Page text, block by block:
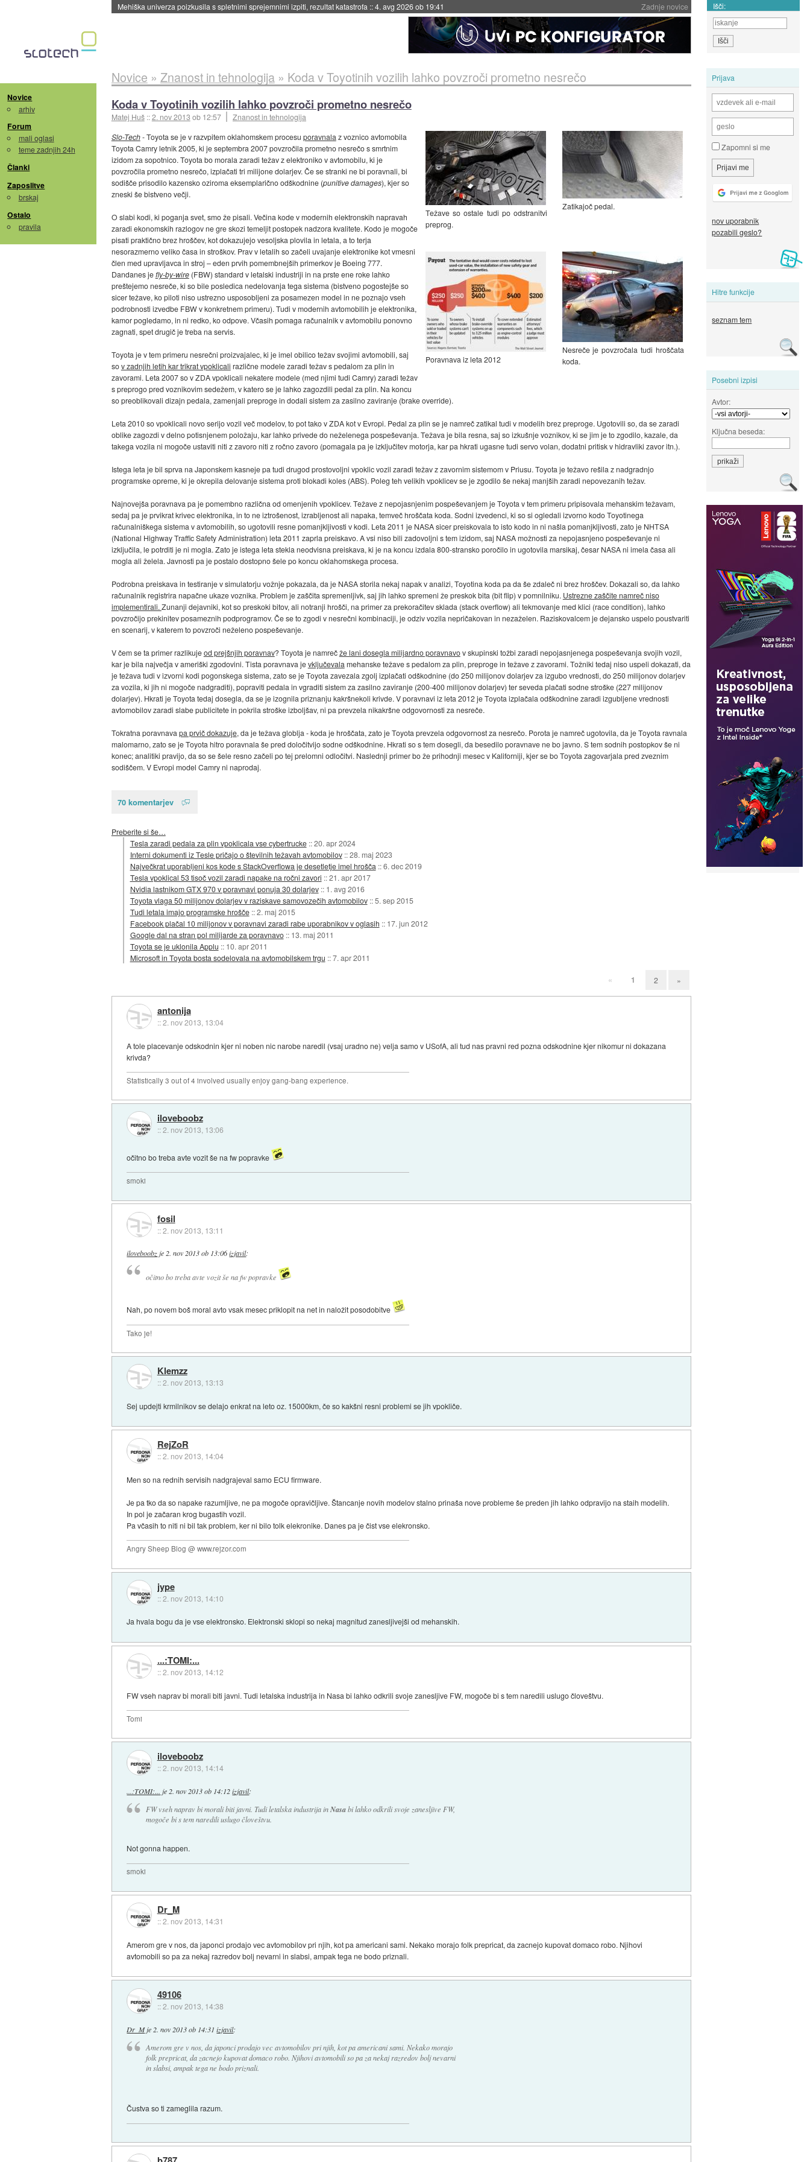
Zadnje novice
Evropska vesoljska agencija razvija svojo raketo za večkratno uporabo::4. avg 2026 ob 19:41 Išči:
Novice
arhiv
Forum
mali oglasi
teme zadnjih 24h
Članki
Zaposlitve
brskaj
Ostalo
pravila
Prijava
Zapomni si me
nov uporabnik
pozabili geslo?
Hitre funkcije
seznam tem
Posebni izpisi
Avtor:
Ključna beseda:
Novice » Znanost in tehnologija» Koda v Toyotinih vozilih lahko povzroči prometno nesrečo
Koda v Toyotinih vozilih lahko povzroči prometno nesrečo
Matej Huš ::2. nov 2013 ob 12:57 Znanost in tehnologija
Zatikajoč pedal.
Težave so ostale tudi po odstranitvi
preprog.
Nesreče je povzročala tudi hroščata
koda.
Poravnava iz leta 2012
Slo-Tech- Toyota se je v razvpitem oklahomskem procesu poravnala z voznico avtomobila
Toyota Camry letnik 2005, ki je septembra 2007 povzročila prometno nesrečo s smrtnim
izidom za sopotnico. Toyota bo morala zaradi težav z elektroniko v avtomobilu, ki je
povzročila prometno nesrečo, izplačati tri milijone dolarjev. Če se stranki ne bi poravnali, bi
sodišče prisodilo kazensko oziroma eksemplarično odškodnine (punitive damages), kjer so
zneski še bistveno večji.
O slabi kodi, ki poganja svet, smo že pisali. Večina kode v modernih elektronskih napravah
zaradi ekonomskih razlogov ne gre skozi temeljit postopek nadzora kvalitete. Kodo je mogoče
pisati praktično brez hroščev, kot dokazujejo vesoljska plovila in letala, a to terja
nesorazmerno veliko časa in stroškov. Prav v letalih so začeli uvajanje elektronike kot vmesni
člen med upravljavca in stroj – eden prvih pomembnejših primerkov je Boeing 777.
Dandanes jefly-by-wire(FBW) standard v letalski industriji in na prste ene roke lahko
preštejemo nesreče, ki so bile posledica nedelovanja tega sistema (bistveno pogostejše so
sicer težave, ko piloti niso ustrezno usposobljeni za posamezen model in ne poznajo vseh
podrobnosti izvedbe FBW v konkretnem primeru). Tudi v modernih avtomobilih je elektronika,
kamor pogledamo, in ni redko, ko odpove. Včasih pomaga računalnik v avtomobilu ponovno
zagnati, spet drugič je treba na servis.
Toyota je v tem primeru nesrečni proizvajalec, ki je imel obilico težav svojimi avtomobili, saj
sov zadnjih letih kar trikrat vpoklicali različne modele zaradi težav s pedalom za plin in
zavorami. Leta 2007 so v ZDA vpoklicali nekatere modele (med njimi tudi Camry) zaradi težav
s preprogo pred voznikovim sedežem, v katero se je lahko zagozdili pedal za plin. Na koncu
so preoblikovali dizajn pedala, zamenjali preproge in dodali sistem za zasilno zaviranje (brake override).
Leta 2010 so vpoklicali novo serijo vozil več modelov, to pot tako v ZDA kot v Evropi. Pedal za plin se je namreč zatikal tudi v modelih brez preproge. Ugotovili so, da se zaradi
oblike zagozdi v delno potisnjenem položaju, kar lahko privede do neželenega pospeševanja. Težava je bila resna, saj so izkušnje voznikov, ki se jim je to zgodilo, kazale, da
takega vozila ni mogoče ustaviti niti z zavoro niti z ročno zavoro (pomagala pa je izključitev motorja, kar pa hkrati ugasne tudi servo volan, dodatni pritisk v hidravliki zavor itn.).
Istega leta je bil sprva na Japonskem kasneje pa tudi drugod prostovoljni vpoklic vozil zaradi težav z zavornim sistemom v Priusu. Toyota je težavo rešila z nadgradnjo
programske opreme, ki je okrepila delovanje sistema proti blokadi koles (ABS). Poleg teh velikih vpoklicev se je zgodilo še nekaj manjših zaradi nepovezanih težav.
Najnovejša poravnava pa je pomembno različna od omenjenih vpoklicev. Težave z nepojasnjenim pospeševanjem je Toyota v tem primeru pripisovala mehanskim težavam,
sedaj pa je prvikrat krivec elektronika, in to ne iztrošenost, izrabljenost ali napaka, temveč hroščata koda. Sodni izvedenci, ki so si ogledali izvorno kodo Toyotinega
računalniškega sistema v avtomobilih, so ugotovili resne pomanjkljivosti v kodi. Leta 2011 je NASA sicer preiskovala to isto kodo in ni našla pomanjkljivosti, zato je NHTSA
(National Highway Traffic Safety Administration) leta 2011 zaprla preiskavo. A vsi niso bili zadovoljni s tem izidom, saj NASA možnosti za nepojasnjeno pospeševanje ni
izključila, le potrditi je ni mogla. Zato je istega leta stekla neodvisna preiskava, ki je na koncu izdala 800-stransko poročilo in ugotovila marsikaj, česar NASA ni imela časa ali
mogla ali želela. Javnosti pa je postalo dostopno šele po koncu oklahomskega procesa.
Podrobna preiskava in testiranje v simulatorju vožnje pokazala, da je NASA storila nekaj napak v analizi, Toyotina koda pa da še zdaleč ni brez hroščev. Dokazali so, da lahko
računalnik registrira napačne ukaze voznika. Problem je zaščita spremenljivk, saj jih lahko spremeni že preskok bita (bit flip) v pomnilniku. Ustrezne zaščite namreč niso
implementirali. Zunanji dejavniki, kot so preskoki bitov, ali notranji hrošči, na primer za prekoračitev sklada (stack overflow) ali tekmovanje med klici (race condition), lahko
povzročijo prekinitev posameznih podprogramov. Če se to zgodi v nesrečni kombinaciji, je odziv vozila nepričakovan in nezaželen. Raziskovalcem je dejansko uspelo poustvariti
en scenarij, v katerem to povzroči neželeno pospeševanje.
V čem se ta primer razlikujeod prejšnjih poravnav? Toyota je namrečže lani dosegla milijardno poravnavov skupinski tožbi zaradi nepojasnjenega pospeševanja svojih vozil,
kar je bila največja v ameriški zgodovini. Tista poravnava jevključevala mehanske težave s pedalom za plin, preproge in težave z zavorami. Tožniki tedaj niso uspeli dokazati, da
je težava tudi v izvorni kodi pogonskega sistema, zato se je Toyota zavezala zgolj izplačati odškodnine (do 250 milijonov dolarjev za izgubo vrednosti, do 250 milijonov dolarjev
za vozila, ki jih ni mogoče nadgraditi), popraviti pedala in vgraditi sistem za zasilno zaviranje (200-400 milijonov dolarjev) ter seveda plačati sodne stroške (227 milijonov
dolarjev). Hkrati je Toyota tedaj dosegla, da se je izognila priznanju kakršnekoli krivde. V poravnavi iz leta 2012 je Toyota izplačala odškodnine zaradi izgubljene vrednosti
avtomobilov zaradi slabe publicitete in pokrila stroške izboljšav, ni pa prevzela nikakršne odgovornosti za nesreče.
Tokratna poravnava pa prvič dokazuje, da je težava globlja - koda je hroščata, zato je Toyota prevzela odgovornost za nesrečo. Porota je namreč ugotovila, da je Toyota ravnala
malomarno, zato se je Toyota hitro poravnala še pred določitvijo sodne odškodnine. Hkrati so s tem dosegli, da besedilo poravnave ne bo javno. S tem sodnih postopkov še ni
konec; analitiki pravijo, da so se šele resno začeli po tej prelomni odločitvi. Naslednji primer bo že prihodnji mesec v Kaliforniji, kjer se bo Toyota zagovarjala pred zveznim
sodiščem. V Evropi model Camry ni naprodaj.
70 komentarjev
Preberite si še…
Tesla zaradi pedala za plin vpoklicala vse cybertrucke ::20. apr 2024
Interni dokumenti iz Tesle pričajo o številnih težavah avtomobilov ::28. maj 2023
Največkrat uporabljeni kos kode s StackOverflowa je desetletje imel hrošča ::6. dec 2019
Tesla vpoklical 53 tisoč vozil zaradi napake na ročni zavori ::21. apr 2017
Nvidia lastnikom GTX 970 v poravnavi ponuja 30 dolarjev :: 1. avg 2016
Toyota vlaga 50 milijonov dolarjev v raziskave samovozečih avtomobilov ::5. sep 2015
Tudi letala imajo programske hrošče ::2. maj 2015
Facebook plačal 10 milijonov v poravnavi zaradi rabe uporabnikov v oglasih :: 17. jun 2012
Google dal na stran pol milijarde za poravnavo :: 13. maj 2011
Toyota se je uklonila Applu :: 10. apr 2011
Microsoft in Toyota bosta sodelovala na avtomobilskem trgu ::7. apr 2011
« 1 2 »
antonija
::2. nov 2013, 13:04
A tole placevanje odskodnin kjer ni noben nic narobe naredil (vsaj uradno ne) velja samo v USofA, ali tud nas pravni red pozna odskodnine kjer nikomur ni dokazana
krivda?
Statistically 3 out of 4 involved usually enjoy gang-bang experience.
iloveboobz
::2. nov 2013, 13:06
očitno bo treba avte vozit še na fw popravke
smoki
fosil
::2. nov 2013, 13:11
iloveboobzje2. nov 2013 ob 13:06 izjavil:
očitno bo treba avte vozit še na fw popravke
Nah, po novem boš moral avto vsak mesec priklopit na net in naložit posodobitve
Tako je!
Klemzz
::2. nov 2013, 13:13
Sej updejti krmilnikov se delajo enkrat na leto oz. 15000km, če so kakšni resni problemi se jih vpokliče.
RejZoR
::2. nov 2013, 14:04
Men so na rednih servisih nadgrajeval samo ECU firmware.
Je pa tko da so napake razumljive, ne pa mogoče opravičljive. Štancanje novih modelov stalno prinaša nove probleme še preden jih lahko odpravijo na staih modelih.
In pol je začaran krog bugastih vozil.
Pa včasih to niti ni bil tak problem, ker ni bilo tolk elekronike. Danes pa je čist vse elekronsko.
Angry Sheep Blog @ www.rejzor.com
jype
::2. nov 2013, 14:10
Ja hvala bogu da je vse elektronsko. Elektronski sklopi so nekaj magnitud zanesljivejši od mehanskih.
...:TOMI:...
::2. nov 2013, 14:12
FW vseh naprav bi morali biti javni. Tudi letalska industrija in Nasa bi lahko odkrili svoje zanesljive FW, mogoče bi s tem naredili uslugo človeštvu.
Tomi
iloveboobz
::2. nov 2013, 14:14
...:TOMI:... je 2. nov 2013 ob 14:12 izjavil:
FW vseh naprav bi morali biti javni. Tudi letalska industrija inNasabi lahko odkrili svoje zanesljive FW,
mogoče bi s tem naredili uslugo človeštvu.
Not gonna happen.
smoki
Dr_M
::2. nov 2013, 14:31
Amerom gre v nos, da japonci prodajo vec avtomobilov pri njih, kot pa americani sami. Nekako morajo folk prepricat, da zacnejo kupovat domaco robo. Njihovi
avtomobili so pa za nekaj razredov bolj nevarni in slabsi, ampak tega ne bodo priznali.
49106
::2. nov 2013, 14:38
Dr_Mje 2. nov 2013 ob 14:31 izjavil:
Amerom gre v nos, da japonci prodajo vec avtomobilov pri njih, kot pa americani sami. Nekako morajo
folk prepricat, da zacnejo kupovat domaco robo. Njihovi avtomobili so pa za nekaj razredov bolj nevarni
in slabsi, ampak tega ne bodo priznali.
Čustva so ti zameglila razum.